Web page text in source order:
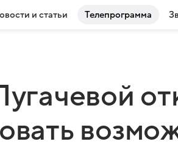
и статьи Телепрограмма